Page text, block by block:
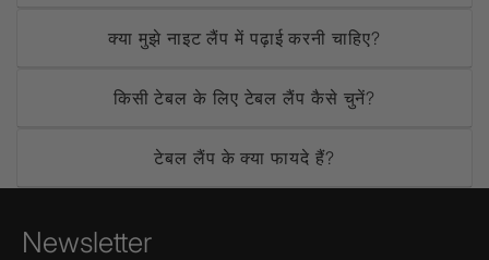
क्या मुझे नाइट लैंप में पढ़ाई करनी चाहिए?
किसी टेबल के लिए टेबल लैंप कैसे चुनें?
टेबल लैंप के क्या फायदे हैं?
Newsletter